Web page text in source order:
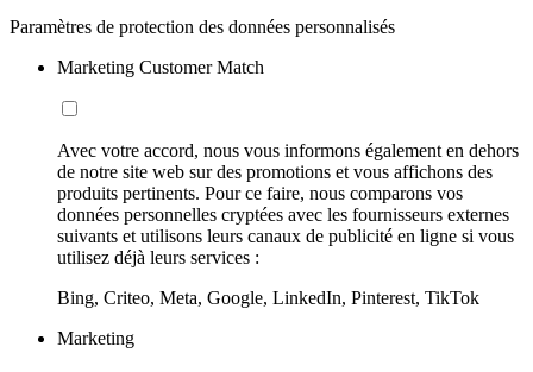
Paramètres de protection des données personnalisés
Marketing Customer Match
Avec votre accord, nous vous informons également en dehors
de notre site web sur des promotions et vous affichons des
produits pertinents. Pour ce faire, nous comparons vos
données personnelles cryptées avec les fournisseurs externes
suivants et utilisons leurs canaux de publicité en ligne si vous
utilisez déjà leurs services :
Bing, Criteo, Meta, Google, LinkedIn, Pinterest, TikTok
Marketing